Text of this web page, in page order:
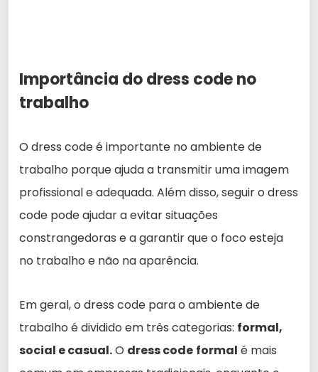
Importância do dress code no
trabalho
O dress code é importante no ambiente de
trabalho porque ajuda a transmitir uma imagem
profissional e adequada. Além disso, seguir o dress
code pode ajudar a evitar situações
constrangedoras e a garantir que o foco esteja
no trabalho e não na aparência.
Em geral, o dress code para o ambiente de
trabalho é dividido em três categorias: formal,
social e casual.O dress code formal é mais